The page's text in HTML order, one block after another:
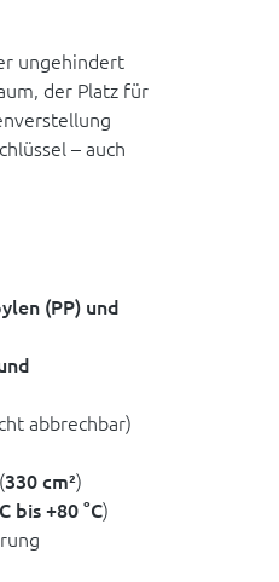
ungehindert
der Platz für
– auch
(PP) und
abbrechbar)
330 cm²)
bis +80 °C)